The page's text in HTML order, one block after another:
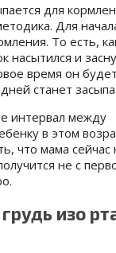
для
Для
То есть,
насытился и
время он
станет
интервал между
в этом
что мама сейчас
не с
изо